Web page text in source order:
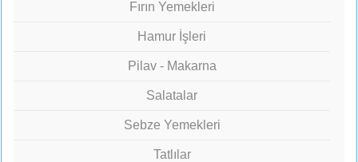
Fırın Yemekleri
Hamur İşleri
Pilav - Makarna
Salatalar
Sebze Yemekleri
Tatlılar